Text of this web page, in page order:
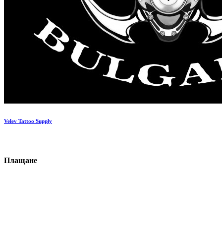
Velev Tattoo Supply
Плащане